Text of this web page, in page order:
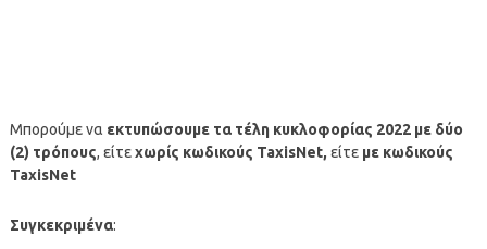
Μπορούμε να εκτυπώσουμε τα τέλη κυκλοφορίας 2022 με δύο
(2) τρόπους, είτεχωρίς κωδικούς TaxisNet, είτε με κωδικούς
TaxisNet
Συγκεκριμένα: